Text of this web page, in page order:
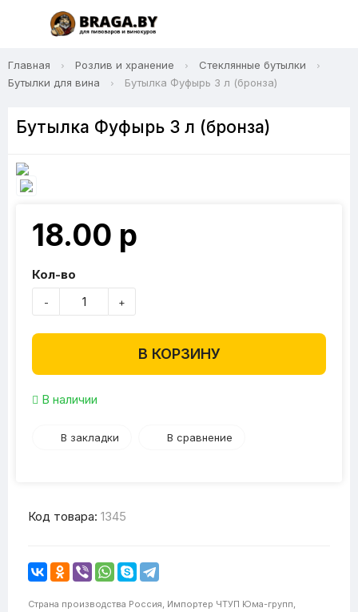
Главная Розлив и хранение
Стеклянные бутылки
Бутылки для вина
Бутылка Фуфырь 3 л (бронза)
Бутылка Фуфырь 3 л (бронза)
18.00 р
Кол-во
- +
В КОРЗИНУ
В наличии
В закладки В сравнение
Код товара: 1345
Страна производства Россия, Импортер ЧТУП Юма-групп,